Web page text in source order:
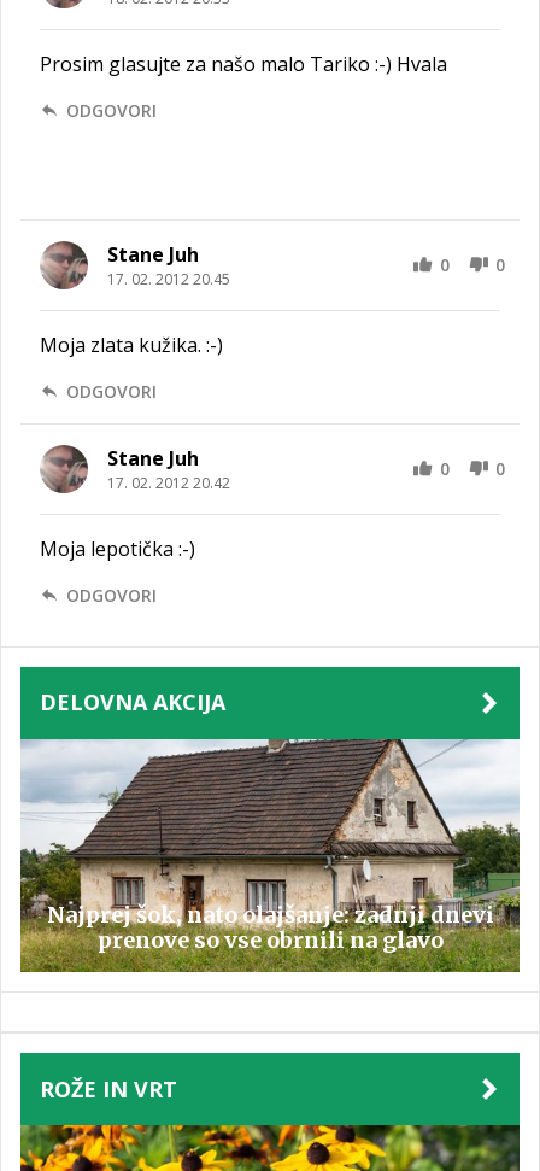
Prosim glasujte za našo malo Tariko :-) Hvala
ODGOVORI
Stane Juh
17. 02. 2012 20.45
0 0
Moja zlata kužika. :-)
ODGOVORI
Stane Juh
17. 02. 2012 20.42
0 0
Moja lepotička :-)
ODGOVORI
DELOVNA AKCIJA
Najprej šok, nato olajšanje: zadnji dnevi
prenove so vse obrnili na glavo
ROŽE IN VRT